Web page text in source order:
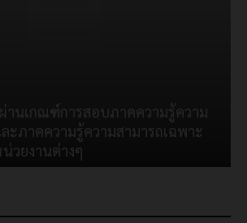
านเกณฑ์การสอบภาคความรู้ความ
ะภาคความรู้ความสามารถเฉพาะ
วยงานต่างๆ